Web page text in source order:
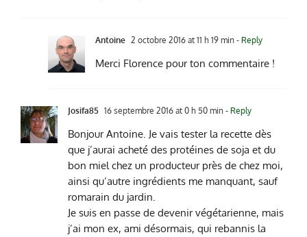
Antoine 2 octobre 2016 at 11 h 19 min - Reply
Merci Florence pour ton commentaire !
Josifa85 16 septembre 2016 at 0 h 50 min - Reply
Bonjour Antoine. Je vais tester la recette dès
que j’aurai acheté des protéines de soja et du
bon miel chez un producteur près de chez moi,
ainsi qu’autre ingrédients me manquant, sauf
romarain du jardin.
Je suis en passe de devenir végétarienne, mais
j’ai mon ex, ami désormais, qui rebannis la